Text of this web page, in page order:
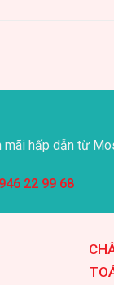
mãi hấp dẫn từ
22 99 68